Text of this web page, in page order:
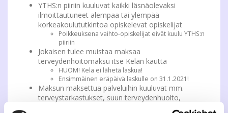
YTHS:n piiriin kuuluvat kaikki läsnäolevaksi
ilmoittautuneet alempaa tai ylempää
korkeakoulututkintoa opiskelevat opiskelijat
Poikkeuksena vaihto-opiskelijat eivät kuulu YTHS:n
piiriin
Jokaisen tulee muistaa maksaa
terveydenhoitomaksu itse Kelan kautta
HUOM! Kela ei lähetä laskua!
Ensimmäinen eräpäivä laskulle on 31.1.2021!
Maksun maksettua palveluihin kuuluvat mm.
terveystarkastukset, suun terveydenhuolto,
perhesuunnittelu, matkailuneuvonta, psykologiset